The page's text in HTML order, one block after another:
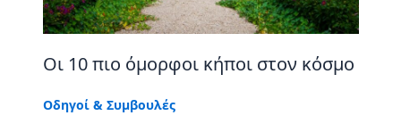
Οι 10 πιο όμορφοι κήποι στον κόσμο
Οδηγοί & Συμβουλές